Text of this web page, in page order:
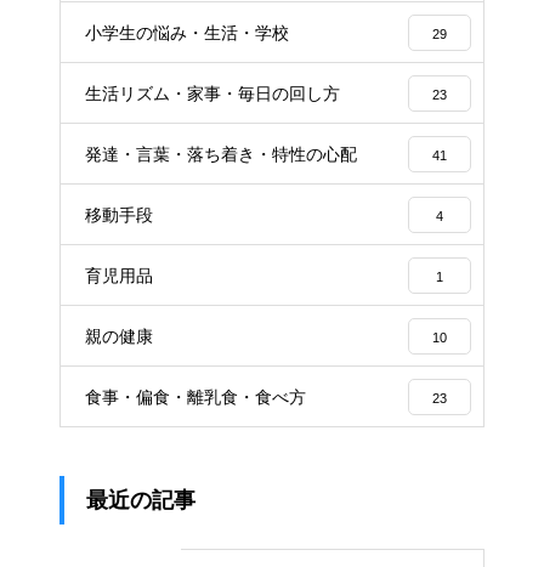
小学生の悩み・生活・学校 29
生活リズム・家事・毎日の回し方 23
発達・言葉・落ち着き・特性の心配 41
移動手段 4
育児用品 1
親の健康 10
食事・偏食・離乳食・食べ方 23
最近の記事